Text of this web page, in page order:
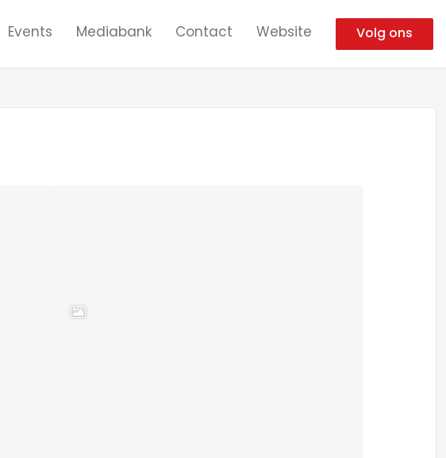
Events Mediabank Contact Website Volg ons